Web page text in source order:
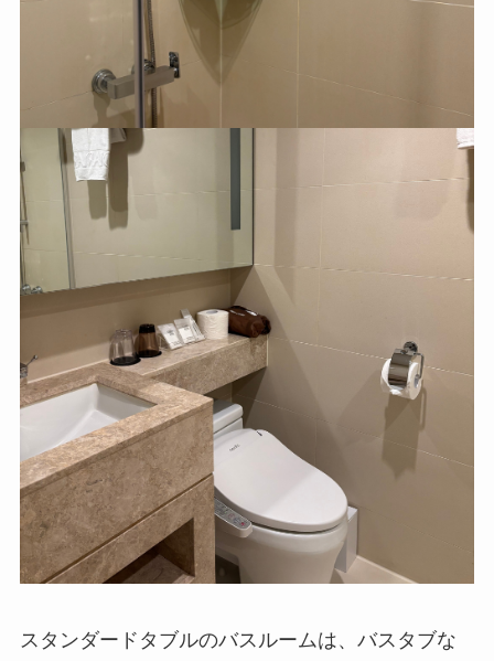
スタンダードタブルのバスルームは、バスタブな